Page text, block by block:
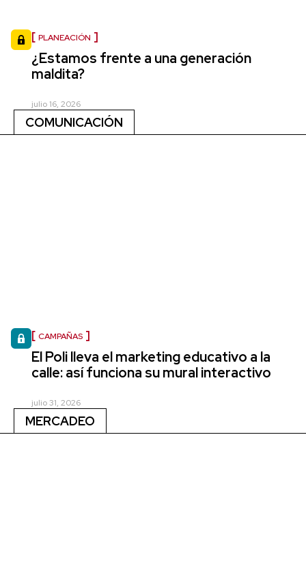
PLANEACIÓN
¿Estamos frente a una generación
maldita?
julio 16, 2026
COMUNICACIÓN
CAMPAÑAS
El Poli lleva el marketing educativo a la
calle: así funciona su mural interactivo
julio 31, 2026
MERCADEO